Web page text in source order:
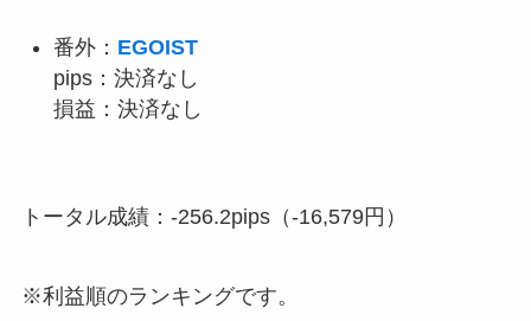
番外： EGOIST
pips：決済なし
損益：決済なし
トータル成績：-256.2pips（-16,579円）
※利益順のランキングです。